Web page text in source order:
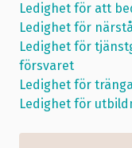
Ledighet för att
Ledighet för
Ledighet för
försvaret
Ledighet för
Ledighet för